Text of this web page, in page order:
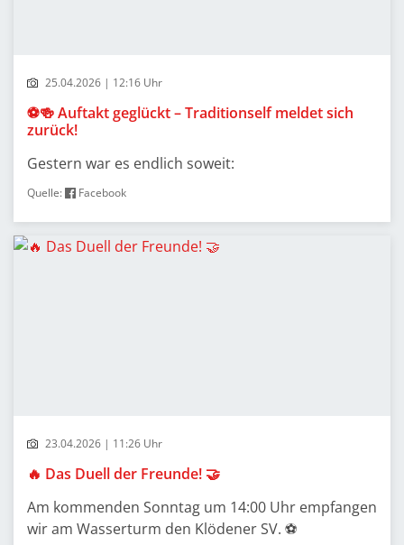
25.04.2026 | 12:16 Uhr
⚽🍻 Auftakt geglückt – Traditionself meldet sich
zurück!
Gestern war es endlich soweit:
Quelle: Facebook
23.04.2026 | 11:26 Uhr
🔥 Das Duell der Freunde! 🤝
Am kommenden Sonntag um 14:00 Uhr empfangen
wir am Wasserturm den Klödener SV. ⚽